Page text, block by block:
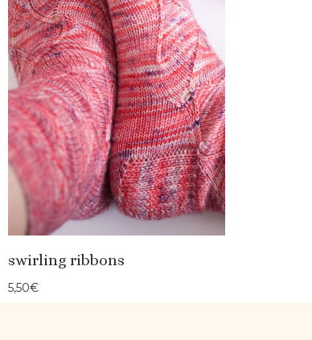
swirling ribbons
5,50€